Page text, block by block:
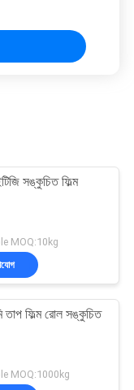
সঙ্কুচিত ফিল্ম
MOQ:10kg
তাপ ফিল্ম রোল সঙ্কুচিত
MOQ:1000kg